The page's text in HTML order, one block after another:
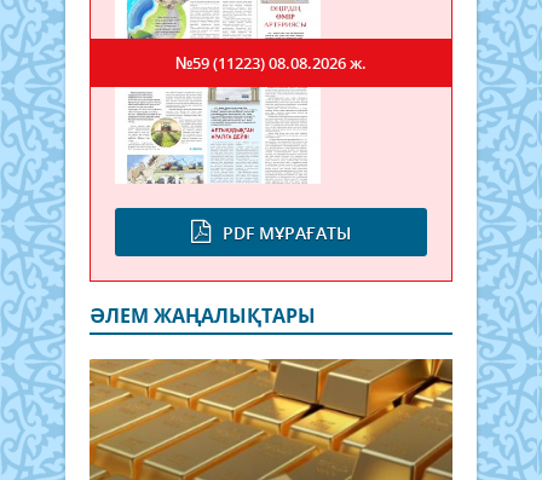
PDF МҰРАҒАТЫ
№59 (11223)08.08.2026 ж.
ӘЛЕМ ЖАҢАЛЫҚТАРЫ